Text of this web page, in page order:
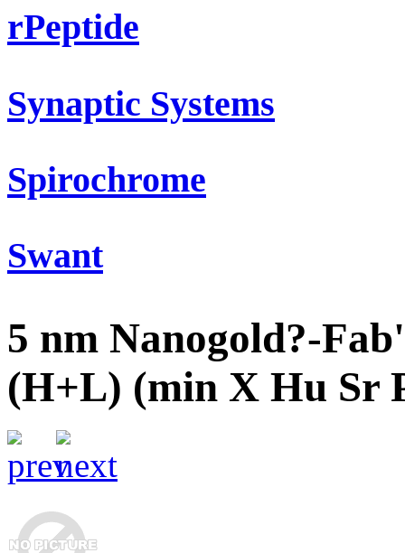
rPeptide
Synaptic Systems
Spirochrome
Swant
5 nm Nanogold?-
(H+L) (min X Hu Sr